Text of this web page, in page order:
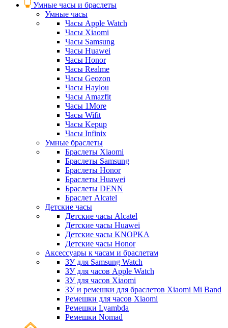
Умные часы и браслеты
Умные часы
Часы Apple Watch
Часы Xiaomi
Часы Samsung
Часы Huawei
Часы Honor
Часы Realme
Часы Geozon
Часы Haylou
Часы Amazfit
Часы 1More
Часы Wifit
Часы Kepup
Часы Infinix
Умные браслеты
Браслеты Xiaomi
Браслеты Samsung
Браслеты Honor
Браслеты Huawei
Браслеты DENN
Браслет Alcatel
Детские часы
Детские часы Alcatel
Детские часы Huawei
Детские часы KNOPKA
Детские часы Honor
Аксессуары к часам и браслетам
ЗУ для Samsung Watch
ЗУ для часов Apple Watch
ЗУ для часов Xiaomi
ЗУ и ремешки для браслетов Xiaomi Mi Band
Ремешки для часов Xiaomi
Ремешки Lyambda
Ремешки Nomad